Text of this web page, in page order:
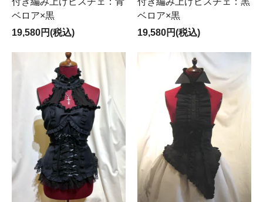
ベロア×黒
19,580円(税込)
ベロア×黒
19,580円(税込)